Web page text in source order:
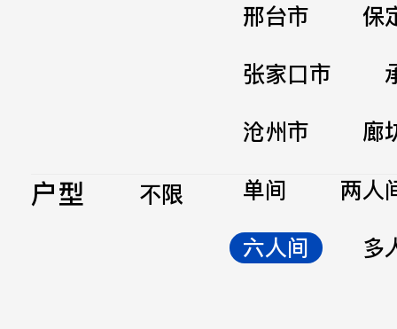
邢台市
保
张家口市
沧州市
廊
户型 不限 单间
两人
六人间
多